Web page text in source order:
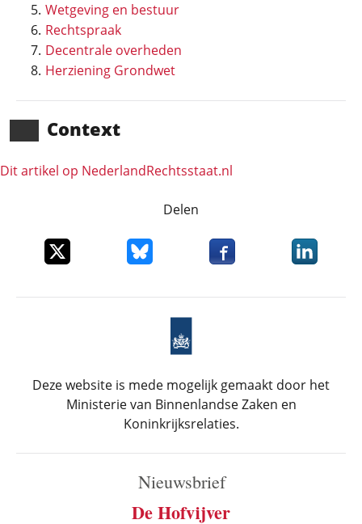
Wetgeving en bestuur
Rechtspraak
Decentrale overheden
Herziening Grondwet
Context
Dit artikel op NederlandRechts­staat.nl
Delen
Deel dit item op XDeel dit item op Bluesky
Deel dit item opDeel dit
Deze website is mede mogelijk gemaakt door het
Ministerie van Binnenlandse Zaken en
Koninkrijksrelaties.
Nieuwsbrief
De Hofvijver